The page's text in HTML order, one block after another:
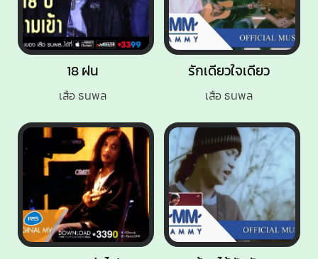
18 ฝน
เสือ ธนพล
รักเดียวใจเดียว
เสือ ธนพล